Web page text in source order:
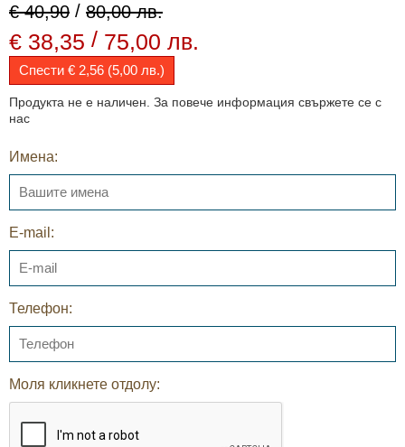
€ 40,90 / 80,00 лв.
€ 38,35 / 75,00 лв.
Спести € 2,56 (5,00 лв.)
Продукта не е наличен. За повече информация свържете се с
нас
Имена:
E-mail:
Телефон:
Моля кликнете отдолу: